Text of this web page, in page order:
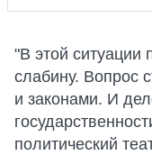
"В этой ситуации
слабину. Вопрос
и законами. И
политический